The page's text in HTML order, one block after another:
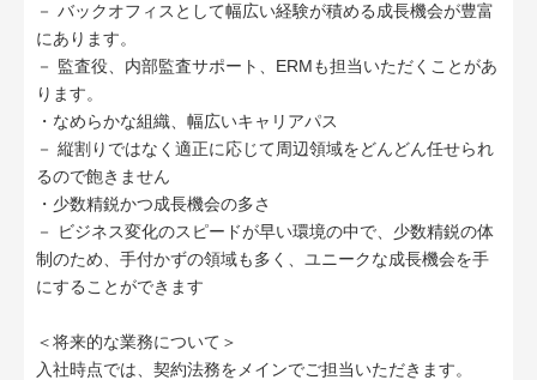
－ バックオフィスとして幅広い経験が積める成長機会が豊富
にあります。
－ 監査役、内部監査サポート、ERMも担当いただくことがあ
ります。
・なめらかな組織、幅広いキャリアパス
－ 縦割りではなく適正に応じて周辺領域をどんどん任せられ
るので飽きません
・少数精鋭かつ成長機会の多さ
－ ビジネス変化のスピードが早い環境の中で、少数精鋭の体
制のため、手付かずの領域も多く、ユニークな成長機会を手
にすることができます
＜将来的な業務について＞
入社時点では、契約法務をメインでご担当いただきます。